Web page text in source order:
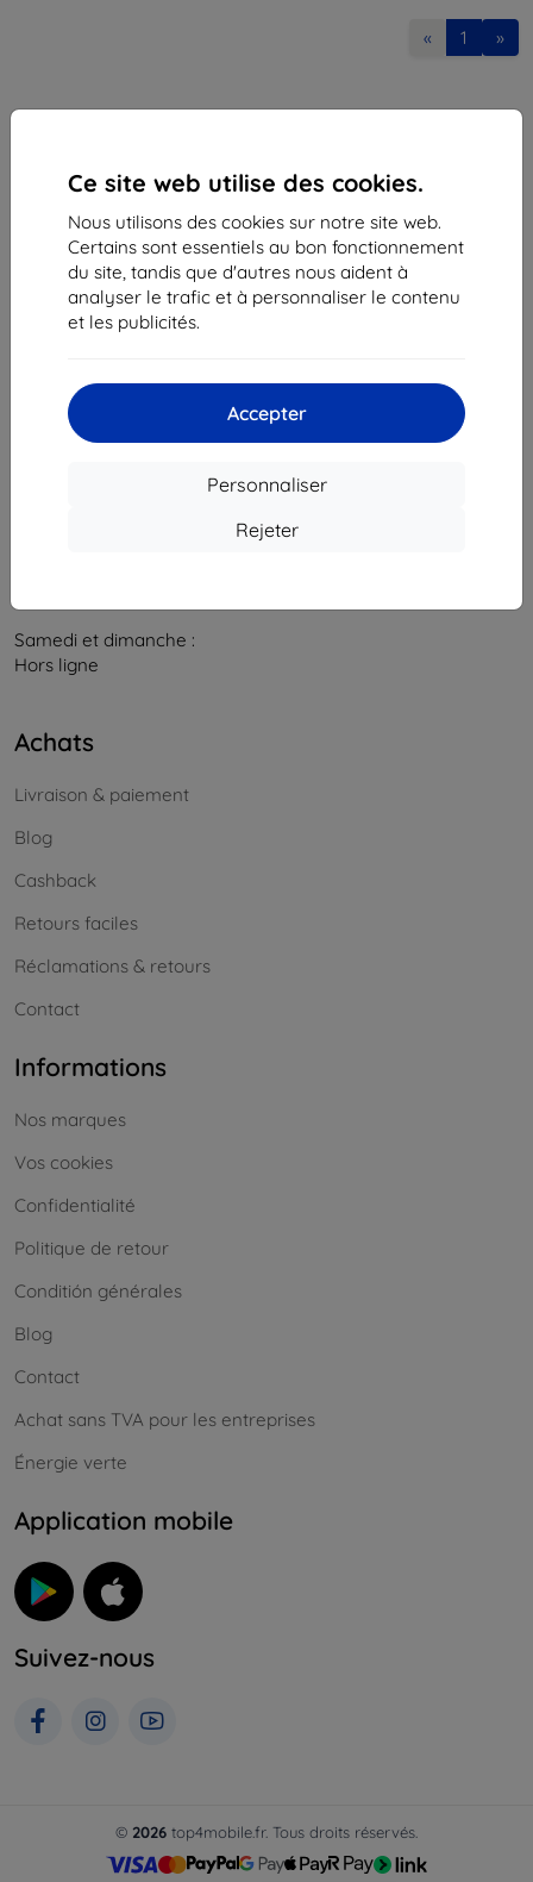
Ce site web utilise des cookies.
Nous utilisons des cookies sur notre site web.
Certains sont essentiels au bon fonctionnement
du site, tandis que d'autres nous aident à
analyser le trafic et à personnaliser le contenu
et les publicités.
Accepter
Personnaliser
Rejeter
« 1 »
Shield-Sk s.r.o.
Ulica Rudolfa Mocka 3750/2A
841 04 Bratislava
Numéro d’identification d’entreprise :
Contacts
Samedi et dimanche :
Hors ligne
Achats
Livraison & paiement
Blog
Cashback
Retours faciles
Réclamations & retours
Contact
Informations
Nos marques
Vos cookies
Confidentialité
Politique de retour
Conditión générales
Blog
Contact
Achat sans TVA pour les entreprises
Énergie verte
Application mobile
Suivez-nous
© 2026 top4mobile.fr. Tous droits réservés.